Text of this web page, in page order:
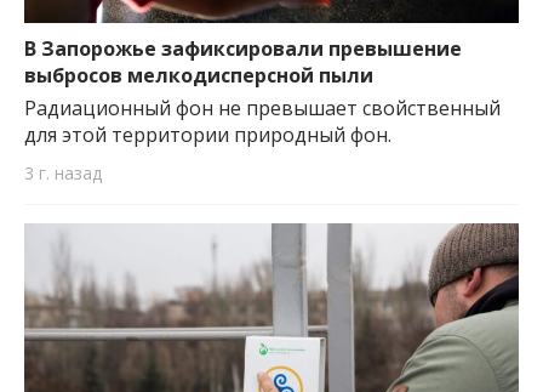
В Запорожье зафиксировали превышение
выбросов мелкодисперсной пыли
Радиационный фон не превышает свойственный
для этой территории природный фон.
3 г. назад